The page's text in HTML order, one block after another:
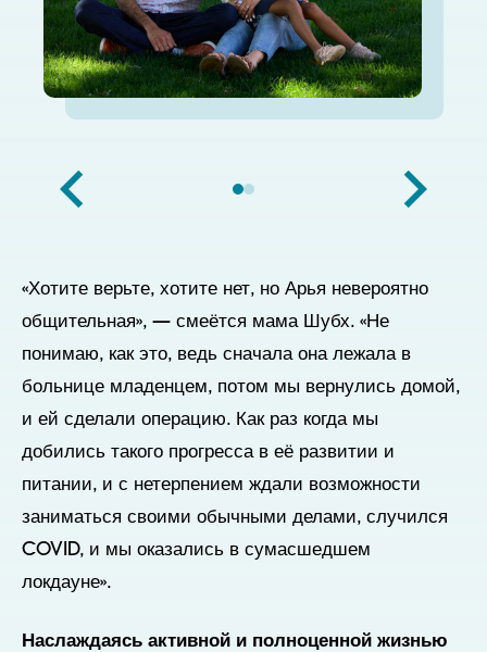
«Хотите верьте, хотите нет, но Арья невероятно
общительная», — смеётся мама Шубх. «Не
понимаю, как это, ведь сначала она лежала в
больнице младенцем, потом мы вернулись домой,
и ей сделали операцию. Как раз когда мы
добились такого прогресса в её развитии и
питании, и с нетерпением ждали возможности
заниматься своими обычными делами, случился
COVID, и мы оказались в сумасшедшем
локдауне».
Наслаждаясь активной и полноценной жизнью